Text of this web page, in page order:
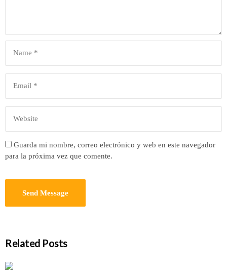
Guarda mi nombre, correo electrónico y web en este navegador
para la próxima vez que comente.
Related Posts